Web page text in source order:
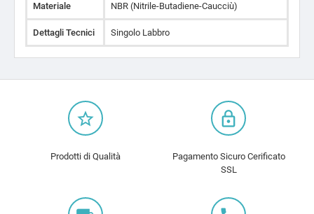
Materiale NBR (Nitrile-Butadiene-Caucciù)
Dettagli Tecnici Singolo Labbro
star_border
Prodotti di Qualità
lock_outline
Pagamento Sicuro Cerificato
SSL